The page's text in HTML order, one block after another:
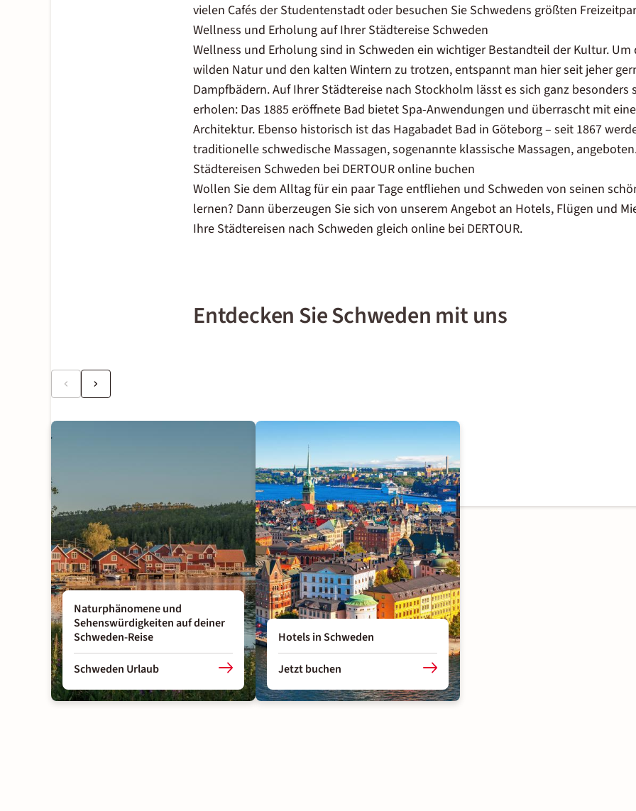
vielen Cafés der Studentenstadt oder besuchen Sie Schwedens größten
Wellness und Erholung auf Ihrer Städtereise Schweden
Wellness und Erholung sind in Schweden ein wichtiger Bestandteil der Kultur.
wilden Natur und den kalten Wintern zu trotzen, entspannt man hier seit jeher
Dampfbädern. Auf Ihrer Städtereise nach Stockholm lässt es sich ganz besonders
erholen: Das 1885 eröffnete Bad bietet Spa-Anwendungen und überrascht mit
Architektur. Ebenso historisch ist das Hagabadet Bad in Göteborg – seit 1867
traditionelle schwedische Massagen, sogenannte klassische Massagen,
Städtereisen Schweden bei DERTOUR online buchen
Wollen Sie dem Alltag für ein paar Tage entfliehen und Schweden von seinen
lernen? Dann überzeugen Sie sich von unserem Angebot an Hotels, Flügen und
Ihre Städtereisen nach Schweden gleich online bei DERTOUR.
Entdecken Sie Schweden mit uns
Naturphänomene und
Sehenswürdigkeiten auf deiner
Schweden-Reise
Schweden Urlaub
Hotels in Schweden
Jetzt buchen